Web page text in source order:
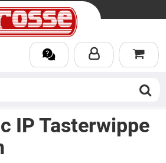
IP Tasterwippe